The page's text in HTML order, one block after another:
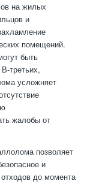
на жилых
и
помещений.
быть
третьих,
усложняет
жалобы от
позволяет
и
до момента